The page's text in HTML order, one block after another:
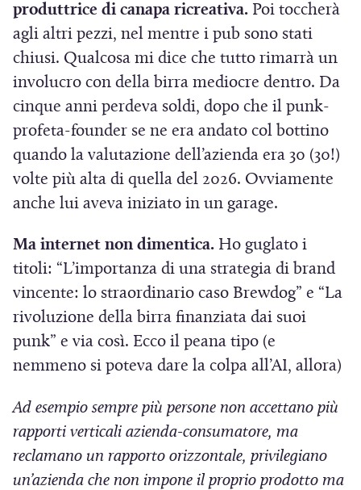
produttrice di canapa ricreativa. Poi toccherà
agli altri pezzi, nel mentre i pub sono stati
chiusi. Qualcosa mi dice che tutto rimarrà un
involucro con della birra mediocre dentro. Da
cinque anni perdeva soldi, dopo che il punk-
profeta-founder se ne era andato col bottino
quando la valutazione dell’azienda era 30 (30!)
volte più alta di quella del 2026. Ovviamente
anche lui aveva iniziato in un garage.
Ma internet non dimentica. Ho guglato i
titoli: “L’importanza di una strategia di brand
vincente: lo straordinario caso Brewdog” e “La
rivoluzione della birra finanziata dai suoi
punk” e via così. Ecco il peana tipo (e
nemmeno si poteva dare la colpa all’AI, allora)
Ad esempio sempre più persone non accettano più
rapporti verticali azienda-consumatore, ma
reclamano un rapporto orizzontale, privilegiano
un’azienda che non impone il proprio prodotto ma